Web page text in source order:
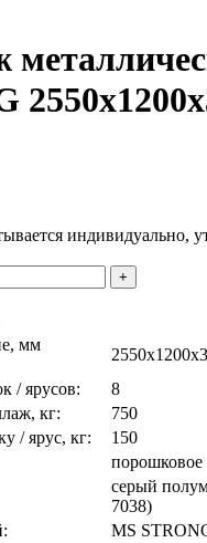
индивидуально,
+
мм
/ ярусов:
8
кг:
750
/ ярус, кг:
150
порошковое
cерый
7038)
MS